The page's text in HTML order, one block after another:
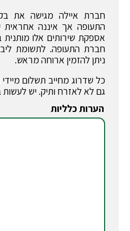
חברת איילה מגישה את
התעופה אך איננה אחראית
אספקת שירותים אלו מותנית
חברת התעופה. לתשומת
ניתן להזמין ארוחה מראש.
כל שדרוג מחייב תשלום מיידי
גם לא לאזרח ותיק. יש
הערות כלליות